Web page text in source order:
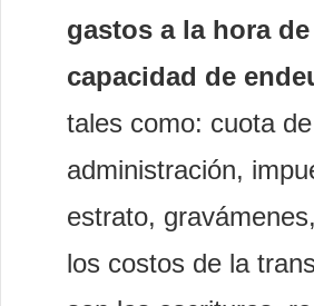
gastos a la hora
capacidad de
tales como: cuota de
administración,
estrato,
los costos de la